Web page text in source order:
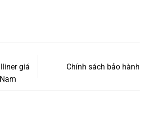
giá
Chính sách bảo hành